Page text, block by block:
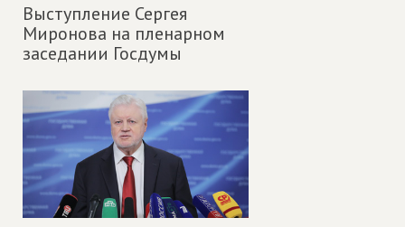
Выступление Сергея
Миронова на пленарном
заседании Госдумы